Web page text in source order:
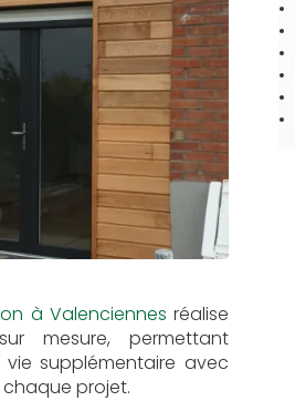
à Valenciennes réalise
mesure, permettant
supplémentaire avec
projet.